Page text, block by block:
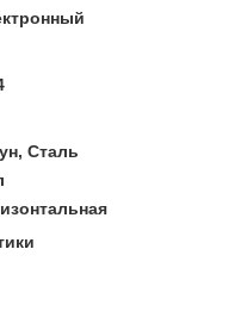
Сталь